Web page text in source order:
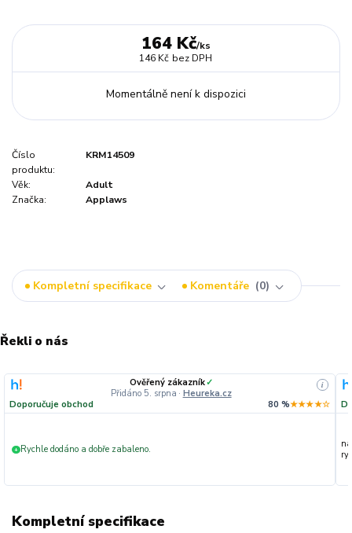
164 Kč/ks
146 Kč bez DPH
Momentálně není k dispozici
Číslo
produktu:
KRM14509
Věk:
Adult
Značka:
Applaws
Kompletní specifikace Komentáře 0
Řekli o nás
Ověřený zákazník✓
Přidáno 5. srpna · Heureka.cz
i
Doporučuje obchod 80 %★★★★☆
+ Rychle dodáno a dobře zabaleno.
Kompletní specifikace